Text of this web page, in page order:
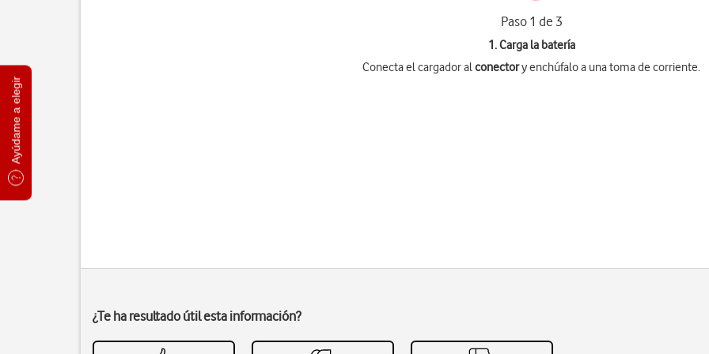
Ayúdame a elegir
Paso 1 de 3
1. Carga la batería
Conecta el cargador alconectory enchúfalo a una toma de corriente.
¿Te ha resultado útil esta información?